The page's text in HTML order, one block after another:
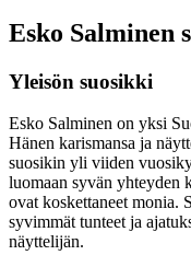
Esko Salminen
Yleisön suosikki
Esko Salminen on yksi
Hänen karismansa ja
suosikin yli viiden
luomaan syvän yhteyden
ovat koskettaneet monia.
syvimmät tunteet ja
näyttelijän.